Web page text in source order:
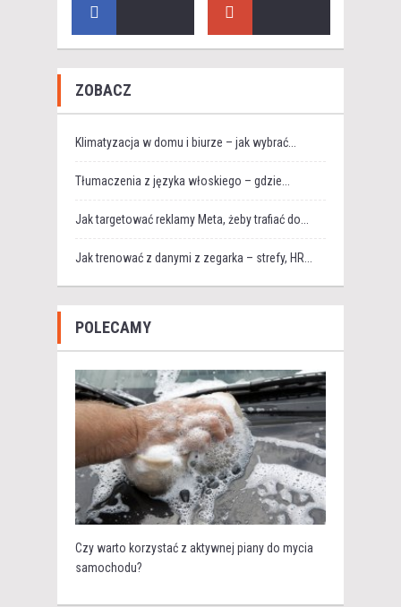
ZOBACZ
Klimatyzacja w domu i biurze – jak wybrać...
Tłumaczenia z języka włoskiego – gdzie...
Jak targetować reklamy Meta, żeby trafiać do...
Jak trenować z danymi z zegarka – strefy, HR...
POLECAMY
Czy warto korzystać z aktywnej piany do mycia
samochodu?